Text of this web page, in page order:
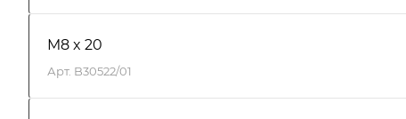
M8 x 20
Арт. B30522/01